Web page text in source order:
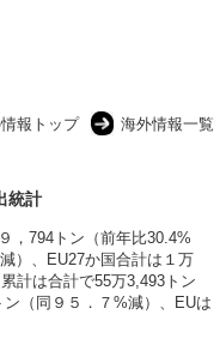
報トップ
海外情報一覧
統計
，794トン（前年比30.4%
）、EU27か国合計は１万
計は合計で55万3,493トン
ン（同９５．７%減）、EUは